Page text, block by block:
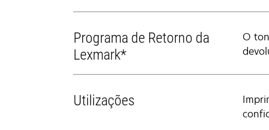
Programa de Retorno da
Lexmark*
O
Utilizações